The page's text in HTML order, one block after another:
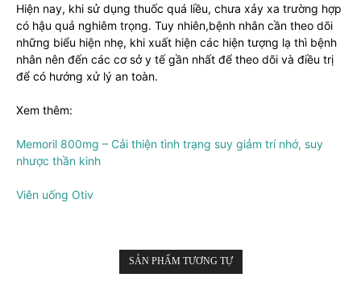
Hiện nay, khi sử dụng thuốc quá liều, chưa xảy xa trường hợp
có hậu quả nghiêm trọng. Tuy nhiên,bệnh nhân cần theo dõi
những biểu hiện nhẹ, khi xuất hiện các hiện tượng lạ thì bệnh
nhân nên đến các cơ sở y tế gần nhất để theo dõi và điều trị
để có hướng xử lý an toàn.
Xem thêm:
Memoril 800mg – Cải thiện tình trạng suy giảm trí nhớ, suy
nhược thần kinh
Viên uống Otiv
SẢN PHẨM TƯƠNG TỰ